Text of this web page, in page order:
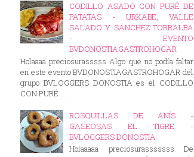
CODILLO ASADO CON PURÉ DE
PATATAS - URKABE, VALLE
SALADO Y SÁNCHEZ TORRALBA
- EVENTO
BVDONOSTIAGASTROHOGAR
Holaaaa preciosurasssss Algo que no podía faltar
en este evento BVDONOSTIAGASTROHOGAR del
grupo BVLOGGERS DONOSTIA es el CODILLO
CON PURÉ ...
ROSQUILLAS DE ANÍS -
GASEOSAS EL TIGRE -
BVLOGGERS DONOSTIA
Holaaaaa preciosurasssssss De